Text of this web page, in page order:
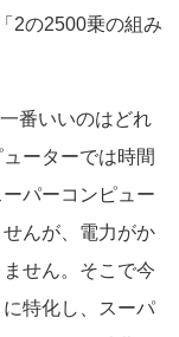
2の2500乗の組み
番いいのはどれ
ーターでは時間
パーコンピュー
んが、電力がか
せん。そこで今
特化し、スーパ